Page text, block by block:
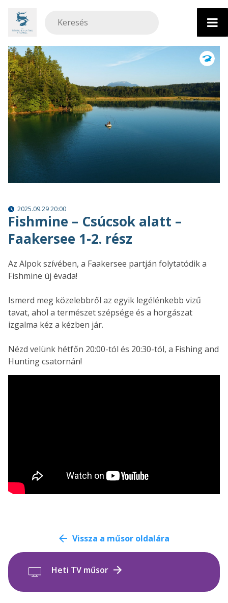
tartalomhoz
2025.09.29 20:00
Fishmine – Csúcsok alatt –
Faakersee 1-2. rész
Az Alpok szívében, a Faakersee partján folytatódik a
Fishmine új évada!
Ismerd meg közelebbről az egyik legélénkebb vizű
tavat, ahol a természet szépsége és a horgászat
izgalma kéz a kézben jár.
Nézd velünk hétfőn 20:00-tól és 20:30-tól, a Fishing and
Hunting csatornán!
Vissza a műsor oldalára
Heti TV műsor